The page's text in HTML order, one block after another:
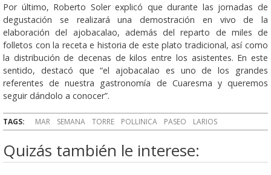
Por último, Roberto Soler explicó que durante las jornadas de
degustación se realizará una demostración en vivo de la
elaboración del ajobacalao, además del reparto de miles de
folletos con la receta e historia de este plato tradicional, así como
la distribución de decenas de kilos entre los asistentes. En este
sentido, destacó que “el ajobacalao es uno de los grandes
referentes de nuestra gastronomía de Cuaresma y queremos
seguir dándolo a conocer”.
TAGS: MAR SEMANA TORRE POLLINICA PASEO LARIOS
Quizás también le interese: